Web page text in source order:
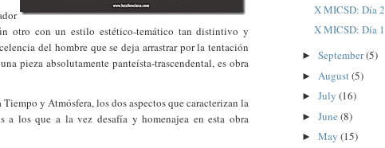
otro con un estilo estético-temático tan distintivo y
del hombre que se deja arrastrar por la tentación
pieza absolutamente panteísta-trascendental, es obra
y Atmósfera, los dos aspectos que caracterizan la
a los que a la vez desafía y homenajea en esta obra
X MICSD: Día 2
X MICSD: Día 1
► September(5)
► August(5)
► July (16)
► June (8)
► May (15)